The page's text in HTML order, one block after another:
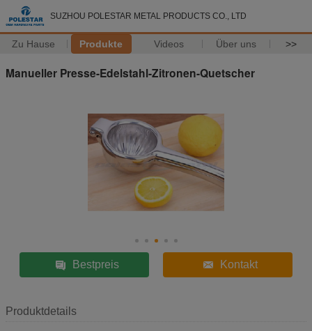
SUZHOU POLESTAR METAL PRODUCTS CO., LTD
Zu Hause Produkte Videos Über uns >>
Manueller Presse-Edelstahl-Zitronen-Quetscher
Bestpreis Kontakt
Produktdetails